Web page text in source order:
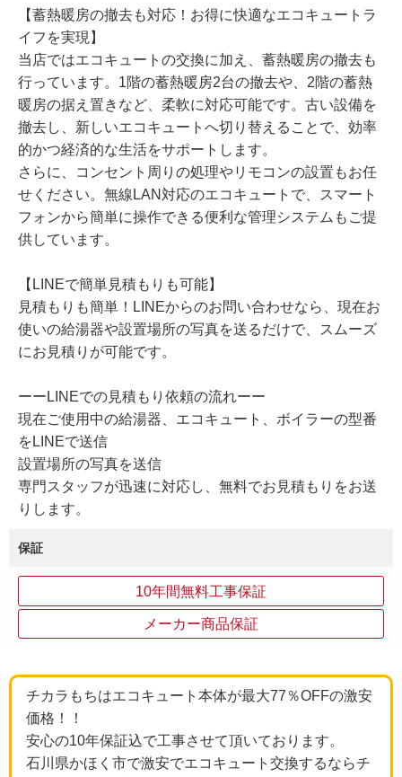
【蓄熱暖房の撤去も対応！お得に快適なエコキュートラ
イフを実現】
当店ではエコキュートの交換に加え、蓄熱暖房の撤去も
行っています。1階の蓄熱暖房2台の撤去や、2階の蓄熱
暖房の据え置きなど、柔軟に対応可能です。古い設備を
撤去し、新しいエコキュートへ切り替えることで、効率
的かつ経済的な生活をサポートします。
さらに、コンセント周りの処理やリモコンの設置もお任
せください。無線LAN対応のエコキュートで、スマート
フォンから簡単に操作できる便利な管理システムもご提
供しています。
【LINEで簡単見積もりも可能】
見積もりも簡単！LINEからのお問い合わせなら、現在お
使いの給湯器や設置場所の写真を送るだけで、スムーズ
にお見積りが可能です。
ーーLINEでの見積もり依頼の流れーー
現在ご使用中の給湯器、エコキュート、ボイラーの型番
をLINEで送信
設置場所の写真を送信
専門スタッフが迅速に対応し、無料でお見積もりをお送
りします。
保証
10年間無料工事保証
メーカー商品保証
チカラもちはエコキュート本体が最大77％OFFの激安
価格！！
安心の10年保証込で工事させて頂いております。
石川県かほく市で激安でエコキュート交換するならチ